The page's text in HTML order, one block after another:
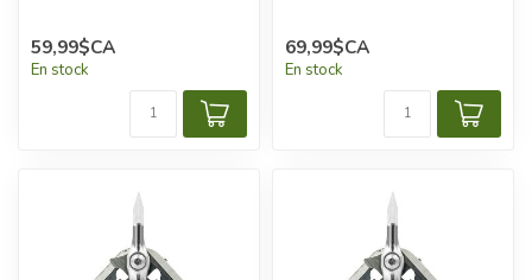
59,99$CA
En stock
69,99$CA
En stock